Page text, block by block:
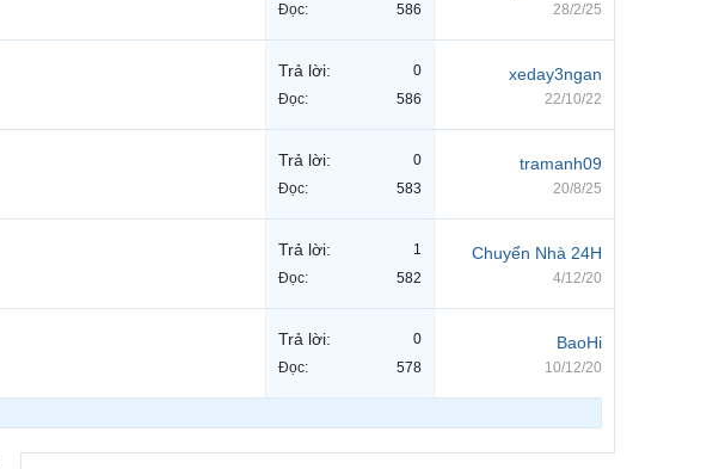
Đọc:
586 28/2/25
Trả lời:
0
Đọc:
586
xeday3ngan
22/10/22
Trả lời:
0
Đọc:
583
tramanh09
20/8/25
Trả lời:
1
Đọc:
582
Chuyển Nhà 24H
4/12/20
Trả lời:
0
Đọc:
578
BaoHi
10/12/20